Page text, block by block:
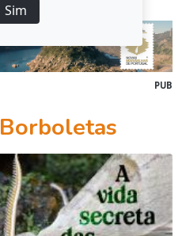
Sim
PUB
Borboletas